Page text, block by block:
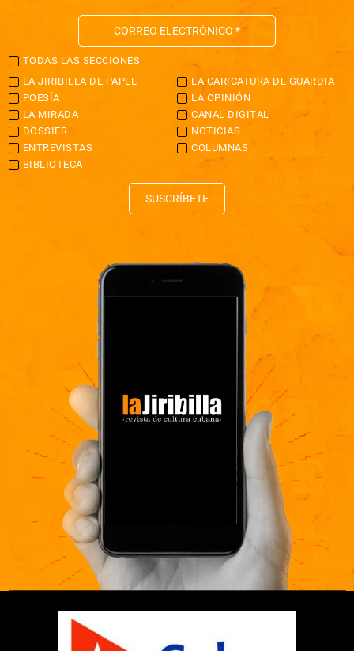
TODAS LAS SECCIONES
LA JIRIBILLA DE PAPEL
LA CARICATURA DE GUARDIA
POESÍA
LA OPINIÓN
LA MIRADA
CANAL DIGITAL
DOSSIER
NOTICIAS
ENTREVISTAS
COLUMNAS
BIBLIOTECA
SUSCRÍBETE